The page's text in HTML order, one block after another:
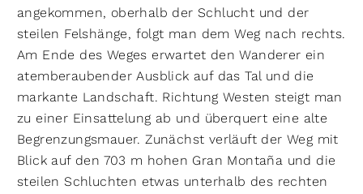
angekommen, oberhalb der Schlucht und der
steilen Felshänge, folgt man dem Weg nach rechts.
Am Ende des Weges erwartet den Wanderer ein
atemberaubender Ausblick auf das Tal und die
markante Landschaft. Richtung Westen steigt man
zu einer Einsattelung ab und überquert eine alte
Begrenzungsmauer. Zunächst verläuft der Weg mit
Blick auf den 703 m hohen Gran Montaña und die
steilen Schluchten etwas unterhalb des rechten